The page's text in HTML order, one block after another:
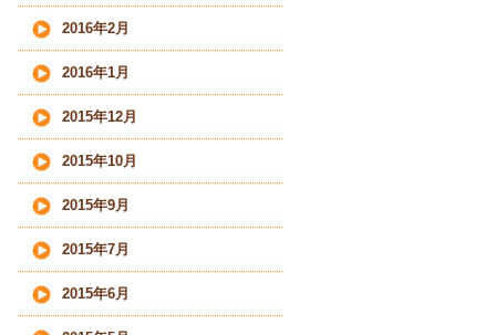
2016年2月
2016年1月
2015年12月
2015年10月
2015年9月
2015年7月
2015年6月